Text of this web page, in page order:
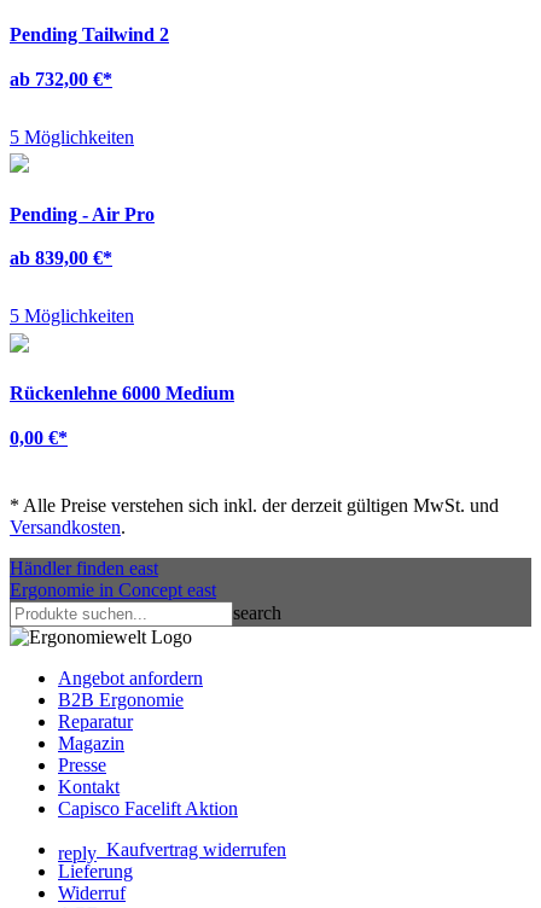
Pending Tailwind 2
ab 732,00 €*
5 Möglichkeiten
Pending - Air Pro
ab 839,00 €*
5 Möglichkeiten
Rückenlehne 6000 Medium
0,00 €*
* Alle Preise verstehen sich inkl. der derzeit gültigen MwSt. und
Versandkosten.
Händler finden east
Ergonomie in Concept east
search
Angebot anfordern
B2B Ergonomie
Reparatur
Magazin
Presse
Kontakt
Capisco Facelift Aktion
reply Kaufvertrag widerrufen
Lieferung
Widerruf